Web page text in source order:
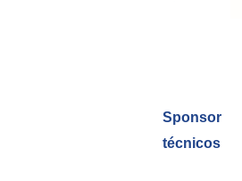
Sponsor
técnicos